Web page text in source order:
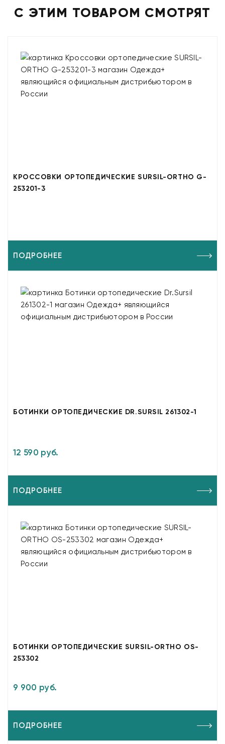
С ЭТИМ ТОВАРОМ СМОТРЯТ
КРОССОВКИ ОРТОПЕДИЧЕСКИЕ SURSIL-ORTHO G-
253201-3
ПОДРОБНЕЕ
БОТИНКИ ОРТОПЕДИЧЕСКИЕ DR.SURSIL 261302-1
12 590 руб.
ПОДРОБНЕЕ
БОТИНКИ ОРТОПЕДИЧЕСКИЕ SURSIL-ORTHO OS-
253302
9 900 руб.
ПОДРОБНЕЕ